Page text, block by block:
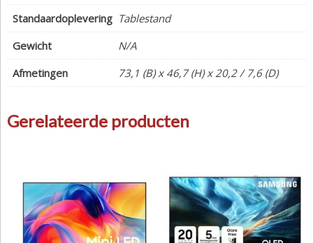
Standaardoplevering Tablestand
Gewicht
N/A
Afmetingen
73,1 (B) x 46,7 (H) x 20,2 / 7,6 (D)
Gerelateerde producten